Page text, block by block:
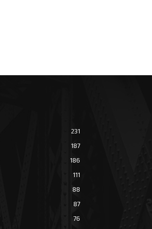
231
187
186
111
88
87
76